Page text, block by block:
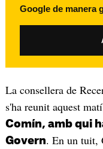
Google de manera
La consellera de
s'ha reunit aquest
Comín, amb qui
Govern. En un tuit,